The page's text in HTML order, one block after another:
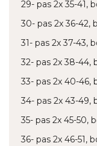
29- pas 2x 35-41,
30- pas 2x 36-42,
31- pas 2x 37-43,
32- pas 2x 38-44,
33- pas 2x 40-46,
34- pas 2x 43-49,
35- pas 2x 45-50,
36- pas 2x 46-51,